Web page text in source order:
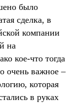
было
сделка, в
компании
на
кое-что тогда
очень важное –
которая
в руках